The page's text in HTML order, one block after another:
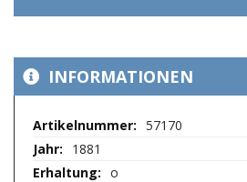
INFORMATIONEN
Mehr
57170
1881
o